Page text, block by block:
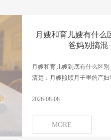
月嫂和育儿嫂有什么
爸妈别搞混
月嫂和育儿嫂到底有什么区
清楚：月嫂照顾月子里的产妇
2026-08-08
MORE